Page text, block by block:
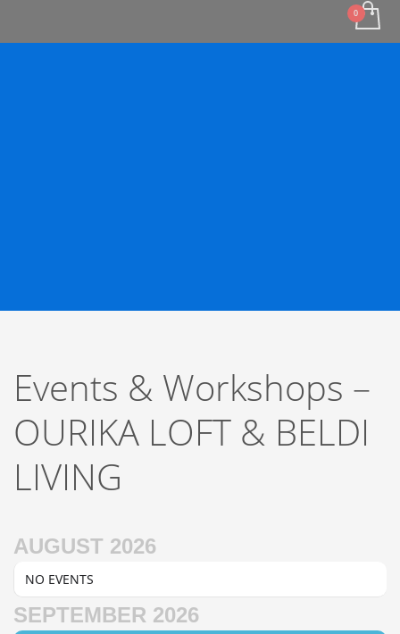
Events & Workshops –
OURIKA LOFT & BELDI
LIVING
AUGUST 2026
NO EVENTS
SEPTEMBER 2026